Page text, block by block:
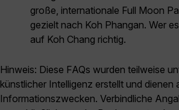
große, internationale Full Moon
gezielt nach Koh Phangan. Wer
auf Koh Chang richtig.
Hinweis: Diese FAQs wurden teilweise
künstlicher Intelligenz erstellt und dienen
Informationszwecken. Verbindliche